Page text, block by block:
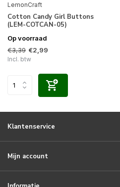
LemonCraft
Cotton Candy Girl Buttons
(LEM-COTCAN-05)
Op voorraad
€3,39 €2,99
Incl. btw
Klantenservice
Mijn account